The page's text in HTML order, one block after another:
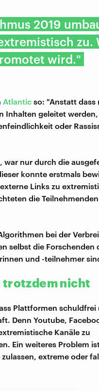
2019
zu.
wird."
Atlantic so: "Anstatt dass
Inhalten geleitet werden,
oder
war nur durch die
konnte erstmals
Links zu
die
bei der
selbst die Forschenden
und -teilnehmer
trotzdem nicht
Plattformen schuldfrei
Denn Youtube,
Kanäle zu
Ein weiteres Problem
extreme oder